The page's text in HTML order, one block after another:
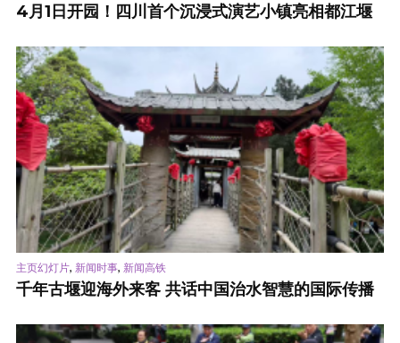
4月1日开园！四川首个沉浸式演艺小镇亮相都江堰
主页幻灯片, 新闻时事, 新闻高铁
千年古堰迎海外来客 共话中国治水智慧的国际传播